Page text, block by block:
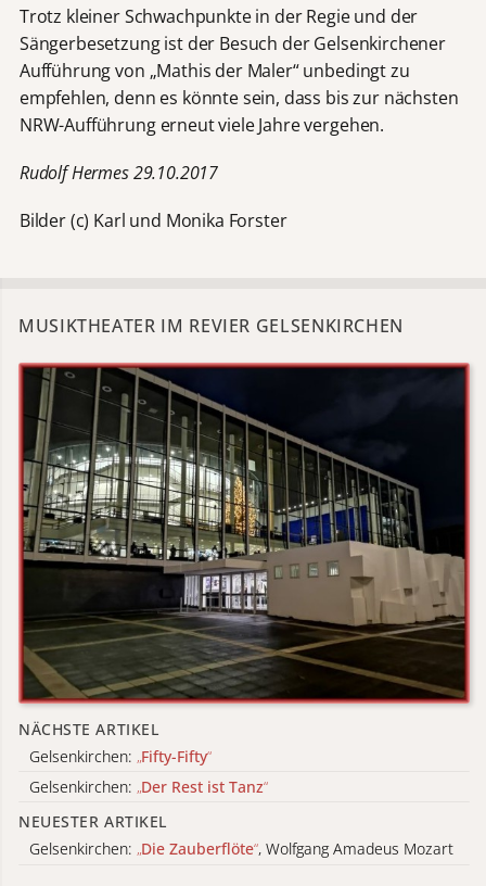
Trotz kleiner Schwachpunkte in der Regie und der
Sängerbesetzung ist der Besuch der Gelsenkirchener
Aufführung von „Mathis der Maler“ unbedingt zu
empfehlen, denn es könnte sein, dass bis zur nächsten
NRW-Aufführung erneut viele Jahre vergehen.
Rudolf Hermes 29.10.2017
Bilder (c) Karl und Monika Forster
MUSIKTHEATER IM REVIER GELSENKIRCHEN
NÄCHSTE ARTIKEL
Gelsenkirchen: „Fifty-Fifty“
Gelsenkirchen: „Der Rest ist Tanz“
NEUESTER ARTIKEL
Gelsenkirchen: „Die Zauberflöte“, Wolfgang Amadeus Mozart